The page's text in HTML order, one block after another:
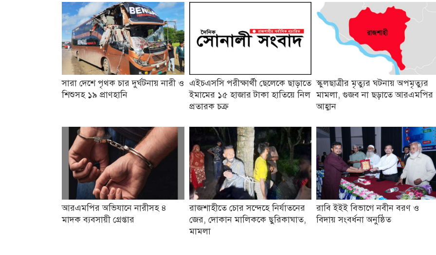
সারা দেশে পৃথক চার দুর্ঘটনায় নারী ও
শিশুসহ ১৯ প্রাণহানি
এইচএসসি পরীক্ষার্থী ছেলেকে ছাড়াতে
ইমামের ১৫ হাজার টাকা হাতিয়ে নিল
প্রতারক চক্র
স্কুলছাত্রীর মৃত্যুর ঘটনায় অপমৃত্যুর
মামলা, গুজব না ছড়াতে আরএমপির
আহ্বান
আরএমপির অভিযানে নারীসহ ৪
মাদক ব্যবসায়ী গ্রেপ্তার
রাজশাহীতে চোর সন্দেহে নির্যাতনের
জের, দোকান মালিককে ছুরিকাঘাত,
মামলা
রাবি ইইই বিভাগে নবীন বরণ ও
বিদায় সংবর্ধনা অনুষ্ঠিত